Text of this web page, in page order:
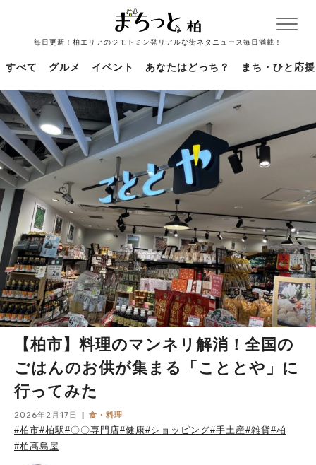
毎日更新！柏エリアのジモトミン発リアルな街ネタニュース毎日満載！
すべて グルメ イベント あなたはどっち？ まち・ひと応援
【柏市】料理のマンネリ解消！全国の
ごはんのお供が集まる「こととや」に
行ってみた
2026年2月17日 食・料理
#柏市#柏駅#〇〇専門店#健康#ショッピング#手土産#雑貨#柏
#柏髙島屋